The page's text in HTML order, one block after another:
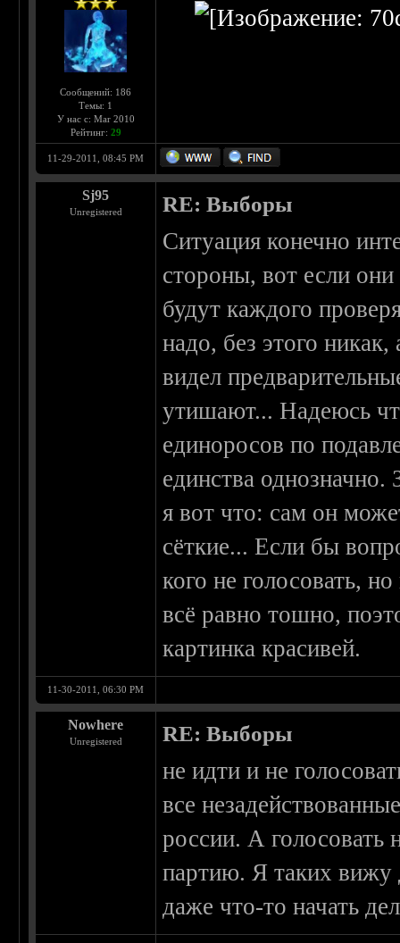
Сообщений: 186
Темы: 1
У нас с: Mar 2010
Рейтинг: 29
11-29-2011, 08:45 PM
Sj95
Unregistered RE: Выборы
Ситуация конечно
стороны, вот если
будут каждого
надо, без этого
видел
утишают... Надеюсь
единоросов по
единства
я вот что: сам он
сёткие... Если бы
кого не голосовать,
всё равно тошно,
картинка красивей.
11-30-2011, 06:30 PM
Nowhere
Unregistered RE: Выборы
не идти и не
все
россии. А
партию. Я таких вижу
даже что-то начать